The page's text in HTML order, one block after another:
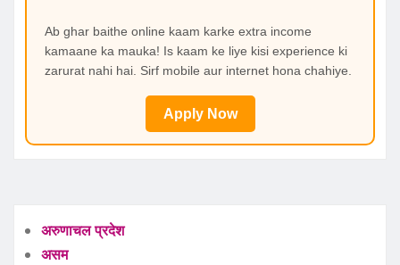
Ab ghar baithe online kaam karke extra income
kamaane ka mauka! Is kaam ke liye kisi experience ki
zarurat nahi hai. Sirf mobile aur internet hona chahiye.
Apply Now
अरुणाचल प्रदेश
असम